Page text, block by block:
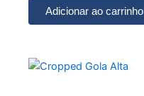
Adicionar ao carrinho